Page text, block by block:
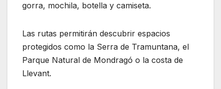
gorra, mochila, botella y camiseta.
Las rutas permitirán descubrir espacios
protegidos como la Serra de Tramuntana, el
Parque Natural de Mondragó o la costa de
Llevant.